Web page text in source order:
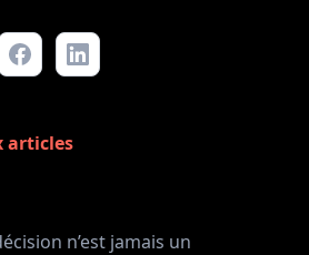
articles
n’est jamais un